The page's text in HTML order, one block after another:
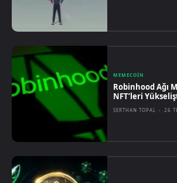
MEMECOIN
Robinhood Ağı
NFT’leri
SERTHAN TOPAL - 26